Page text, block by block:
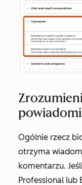
Ogólnie rzecz
otrzyma
komentarzu.
Professional lub